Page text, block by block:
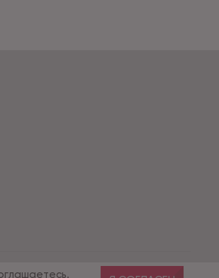
Разработка сайта — компания «Факт»